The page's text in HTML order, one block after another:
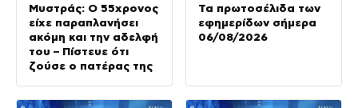
Μυστράς: Ο 55χρονος
είχε παραπλανήσει
ακόμη και την αδελφή
του – Πίστευε ότι
ζούσε ο πατέρας της
Τα πρωτοσέλιδα των
εφημερίδων σήμερα
06/08/2026